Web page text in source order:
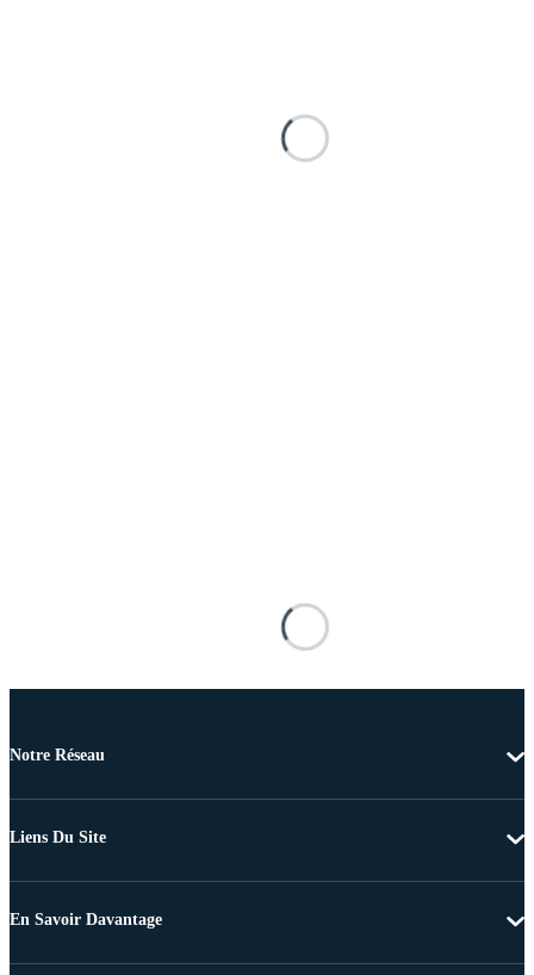
Notre Réseau
Liens Du Site
En Savoir Davantage